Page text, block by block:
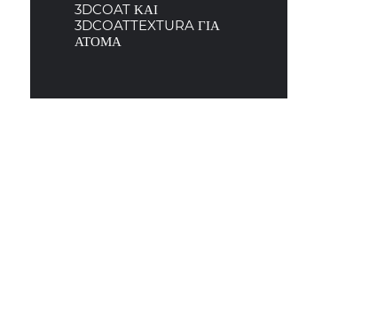
3DCOAT ΚΑΙ
3DCOATTEXTURA ΓΙΑ
ΑΤΟΜΑ